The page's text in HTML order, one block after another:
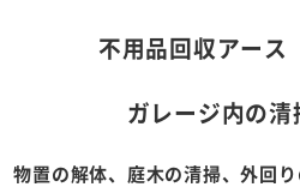
不用品回収アー
ガレージ内の清
物置の解体、庭木の清掃、外回